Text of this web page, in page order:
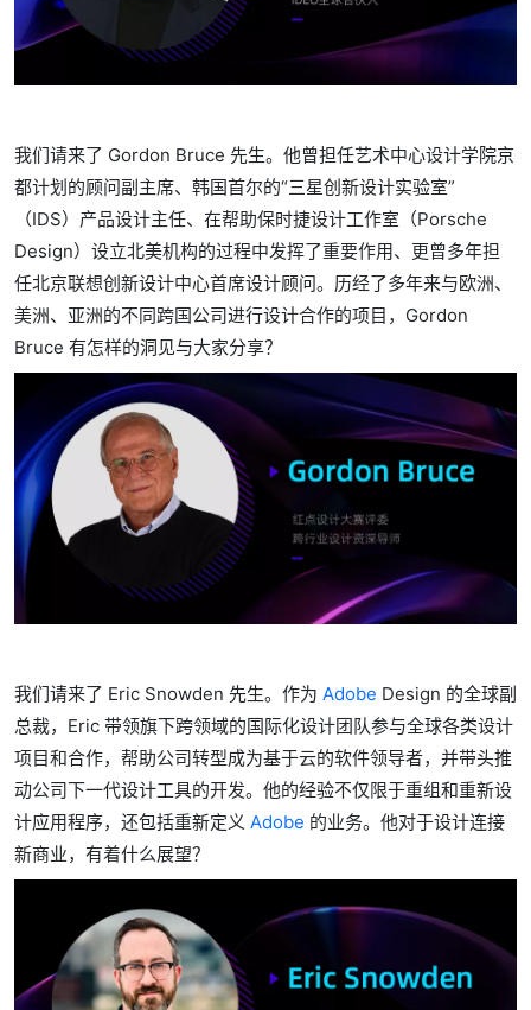
我们请来了 Gordon Bruce 先生。他曾担任艺术中心设计学院京
都计划的顾问副主席、韩国首尔的“三星创新设计实验室”
（IDS）产品设计主任、在帮助保时捷设计工作室（Porsche
Design）设立北美机构的过程中发挥了重要作用、更曾多年担
任北京联想创新设计中心首席设计顾问。历经了多年来与欧洲、
美洲、亚洲的不同跨国公司进行设计合作的项目，Gordon
Bruce 有怎样的洞见与大家分享？
我们请来了 Eric Snowden 先生。作为 Adobe Design 的全球副
总裁，Eric 带领旗下跨领域的国际化设计团队参与全球各类设计
项目和合作，帮助公司转型成为基于云的软件领导者，并带头推
动公司下一代设计工具的开发。他的经验不仅限于重组和重新设
计应用程序，还包括重新定义 Adobe 的业务。他对于设计连接
新商业，有着什么展望？